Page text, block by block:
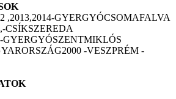
,2013,2014-GYERGYÓCSOMAFALVA
CSÍKSZEREDA
-GYERGYÓSZENTMIKLÓS
-VESZPRÉM -